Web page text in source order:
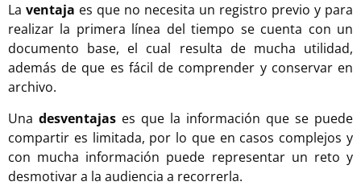
La ventaja es que no necesita un registro previo y para
realizar la primera línea del tiempo se cuenta con un
documento base, el cual resulta de mucha utilidad,
además de que es fácil de comprender y conservar en
archivo.
Una desventajas es que la información que se puede
compartir es limitada, por lo que en casos complejos y
con mucha información puede representar un reto y
desmotivar a la audiencia a recorrerla.